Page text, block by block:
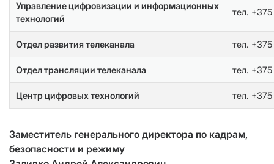
Управление цифровизации и информационных
технологий
тел.
Отдел развития телеканала тел.
Отдел трансляции телеканала тел.
Центр цифровых технологий тел.
Заместитель генерального директора по кадрам,
безопасности и режиму